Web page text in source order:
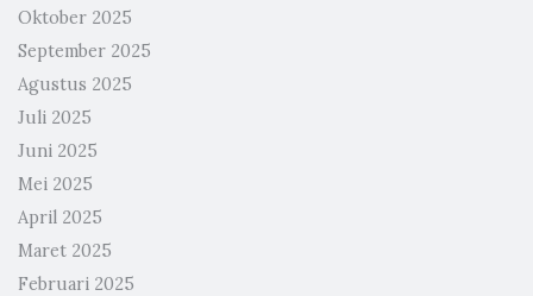
Oktober 2025
September 2025
Agustus 2025
Juli 2025
Juni 2025
Mei 2025
April 2025
Maret 2025
Februari 2025